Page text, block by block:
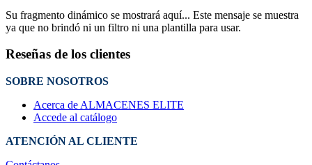
Su fragmento dinámico se mostrará aquí... Este mensaje se muestra
ya que no brindó ni un filtro ni una plantilla para usar.
Reseñas de los clientes
SOBRE NOSOTROS
Acerca de ALMACENES ELITE
Accede al catálogo
ATENCIÓN AL CLIENTE